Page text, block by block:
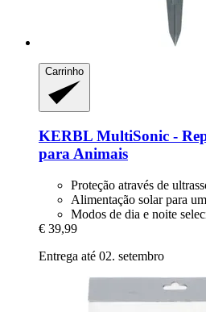
Carrinho
KERBL MultiSonic -​
para Animais
Proteção através de
Alimentação solar para
Modos de dia e noite
€ 39,99
Entrega até 02. setembro